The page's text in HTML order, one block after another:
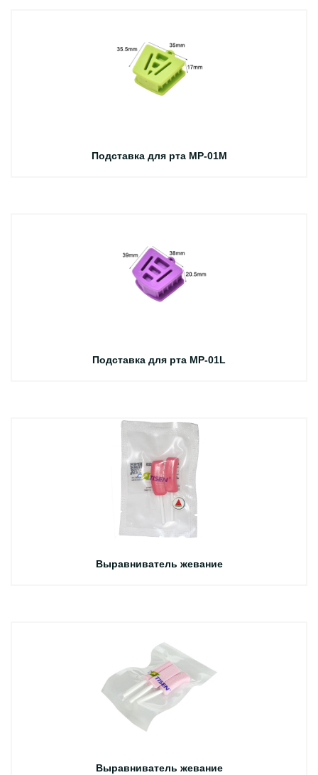
Подставка для рта MP-01M
Подставка для рта MP-01L
Выравниватель жевание
Выравниватель жевание